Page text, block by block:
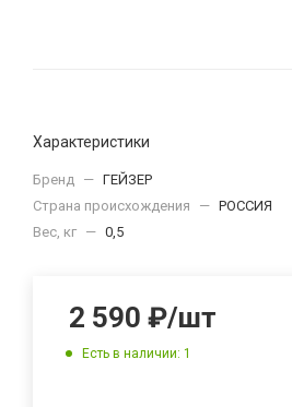
Характеристики
Бренд — ГЕЙЗЕР
Страна происхождения
— РОССИЯ
Вес, кг — 0,5
2 590 ₽/шт
Есть в наличии: 1